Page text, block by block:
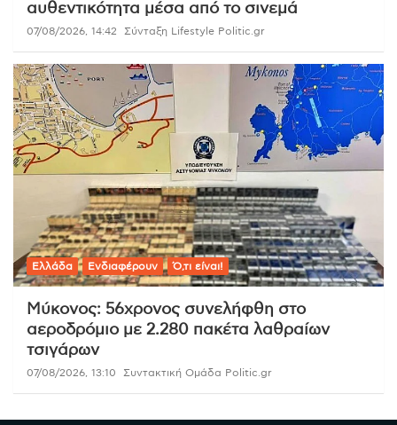
αυθεντικότητα μέσα από το σινεμά
07/08/2026, 14:42 Σύνταξη Lifestyle Politic.gr
Ελλάδα Ενδιαφέρουν Ό,τι είναι!
Μύκονος: 56χρονος συνελήφθη στο
αεροδρόμιο με 2.280 πακέτα λαθραίων
τσιγάρων
07/08/2026, 13:10 Συντακτική Ομάδα Politic.gr